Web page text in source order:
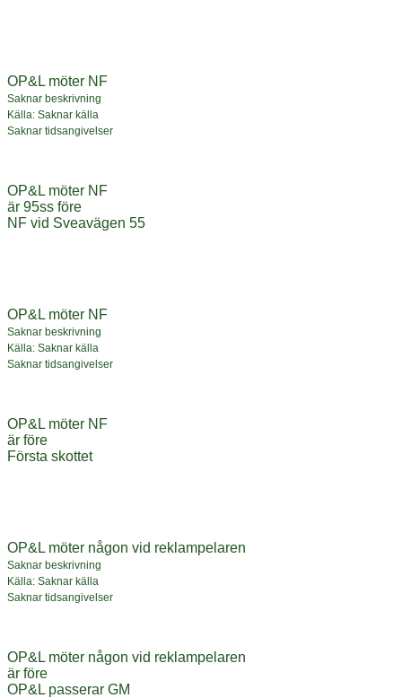
OP&L möter NF
Saknar beskrivning
Källa: Saknar källa
Saknar tidsangivelser
OP&L möter NF
är 95ss före
NF vid Sveavägen 55
OP&L möter NF
Saknar beskrivning
Källa: Saknar källa
Saknar tidsangivelser
OP&L möter NF
är före
Första skottet
OP&L möter någon vid reklampelaren
Saknar beskrivning
Källa: Saknar källa
Saknar tidsangivelser
OP&L möter någon vid reklampelaren
är före
OP&L passerar GM